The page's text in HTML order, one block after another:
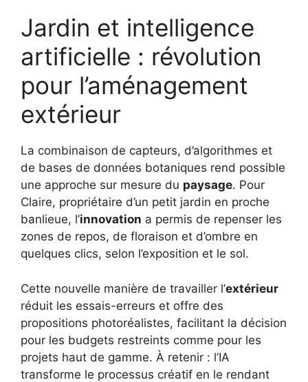
Jardin et intelligence
artificielle : révolution
pour l’aménagement
extérieur
La combinaison de capteurs, d’algorithmes et
de bases de données botaniques rend possible
une approche sur mesure du paysage. Pour
Claire, propriétaire d’un petit jardin en proche
banlieue, l’innovation a permis de repenser les
zones de repos, de floraison et d’ombre en
quelques clics, selon l’exposition et le sol.
Cette nouvelle manière de travailler l’extérieur
réduit les essais-erreurs et offre des
propositions photoréalistes, facilitant la décision
pour les budgets restreints comme pour les
projets haut de gamme. À retenir : l’IA
transforme le processus créatif en le rendant